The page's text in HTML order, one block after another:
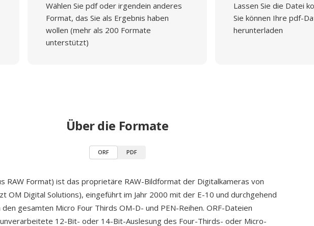
Wählen Sie pdf oder irgendein anderes
Format, das Sie als Ergebnis haben
wollen (mehr als 200 Formate
unterstützt)
Lassen Sie die Datei
Sie können Ihre pdf-
herunterladen
Über die Formate
ORF PDF
RAW Format) ist das proprietäre RAW-Bildformat der Digitalkameras von
OM Digital Solutions), eingeführt im Jahr 2000 mit der E-10 und durchgehend
gesamten Micro Four Thirds OM-D- und PEN-Reihen. ORF-Dateien
12-Bit- oder 14-Bit-Auslesung des Four-Thirds- oder Micro-